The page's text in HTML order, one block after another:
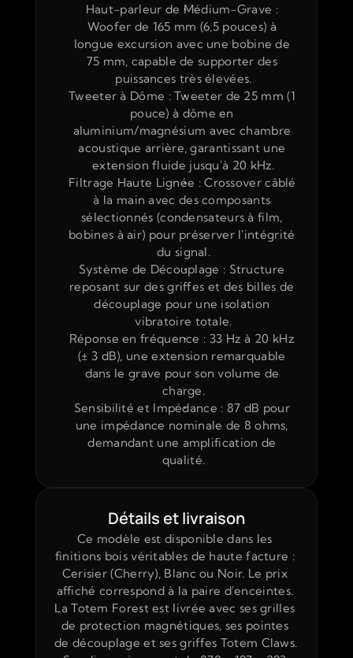
Haut-parleur de Médium-Grave :
Woofer de 165 mm (6,5 pouces) à
longue excursion avec une bobine de
75 mm, capable de supporter des
puissances très élevées.
Tweeter à Dôme : Tweeter de 25 mm (1
pouce) à dôme en
aluminium/magnésium avec chambre
acoustique arrière, garantissant une
extension fluide jusqu'à 20 kHz.
Filtrage Haute Lignée : Crossover câblé
à la main avec des composants
sélectionnés (condensateurs à film,
bobines à air) pour préserver l'intégrité
du signal.
Système de Découplage : Structure
reposant sur des griffes et des billes de
découplage pour une isolation
vibratoire totale.
Réponse en fréquence : 33 Hz à 20 kHz
(± 3 dB), une extension remarquable
dans le grave pour son volume de
charge.
Sensibilité et Impédance : 87 dB pour
une impédance nominale de 8 ohms,
demandant une amplification de
qualité.
Ce modèle est disponible dans les
finitions bois véritables de haute facture :
Cerisier (Cherry), Blanc ou Noir. Le prix
affiché correspond à la paire d'enceintes.
La Totem Forest est livrée avec ses grilles
de protection magnétiques, ses pointes
de découplage et ses griffes Totem Claws.
Détails et livraison